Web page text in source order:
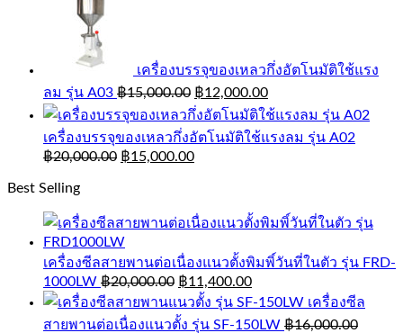
เครื่องบรรจุของเหลวกึ่งอัตโนมัติใช้แรง
ลม รุ่น A03 ฿15,000.00 ฿12,000.00
เครื่องบรรจุของเหลวกึ่งอัตโนมัติใช้แรงลม รุ่น A02
฿20,000.00 ฿15,000.00
Best Selling
เครื่องซีลสายพานต่อเนื่องแนวตั้งพิมพิ์วันที่ในตัว รุ่น FRD-
1000LW ฿20,000.00 ฿11,400.00
เครื่องซีล
สายพานต่อเนื่องแนวตั้ง รุ่น SF-150LW ฿16,000.00